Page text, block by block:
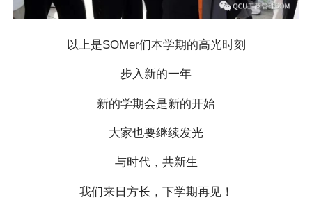
以上是SOMer们本学期的高光时刻
步入新的一年
新的学期会是新的开始
大家也要继续发光
与时代，共新生
我们来日方长，下学期再见！